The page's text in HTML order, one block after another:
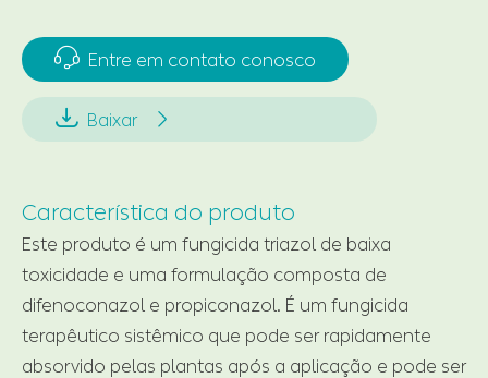
 Entre em contato conosco
 Baixar 
Característica do produto
Este produto é um fungicida triazol de baixa
toxicidade e uma formulação composta de
difenoconazol e propiconazol. É um fungicida
terapêutico sistêmico que pode ser rapidamente
absorvido pelas plantas após a aplicação e pode ser